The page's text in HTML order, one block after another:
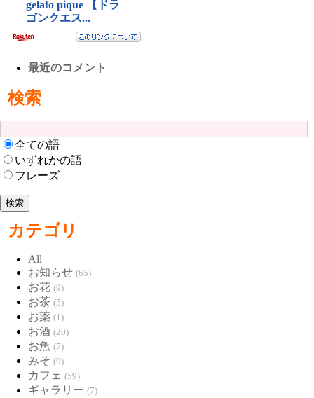
最近のコメント
検索
全ての語
いずれかの語
フレーズ
カテゴリ
All
お知らせ (65)
お花 (9)
お茶 (5)
お薬 (1)
お酒 (20)
お魚 (7)
みそ (9)
カフェ (59)
ギャラリー (7)